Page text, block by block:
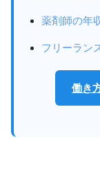
薬剤師の年
フリーラン
働き